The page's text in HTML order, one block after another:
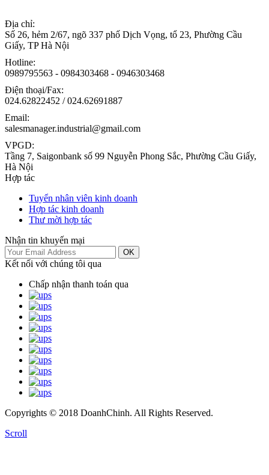
Địa chỉ:
Số 26, hẻm 2/67, ngõ 337 phố Dịch Vọng, tổ 23, Phường Cầu
Giấy, TP Hà Nội
Hotline:
0989795563 - 0984303468 - 0946303468
Điện thoại/Fax:
024.62822452 / 024.62691887
Email:
salesmanager.industrial@gmail.com
VPGD:
Tầng 7, Saigonbank số 99 Nguyễn Phong Sắc, Phường Cầu Giấy,
Hà Nội
Hợp tác
Tuyển nhân viên kinh doanh
Hợp tác kinh doanh
Thư mời hợp tác
Nhận tin khuyến mại
OK
Kết nối với chúng tôi qua
Chấp nhận thanh toán qua
Copyrights © 2018 DoanhChinh. All Rights Reserved.
Scroll